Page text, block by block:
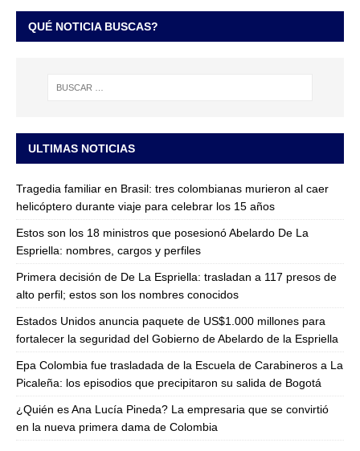
QUÉ NOTICIA BUSCAS?
ULTIMAS NOTICIAS
Tragedia familiar en Brasil: tres colombianas murieron al caer
helicóptero durante viaje para celebrar los 15 años
Estos son los 18 ministros que posesionó Abelardo De La
Espriella: nombres, cargos y perfiles
Primera decisión de De La Espriella: trasladan a 117 presos de
alto perfil; estos son los nombres conocidos
Estados Unidos anuncia paquete de US$1.000 millones para
fortalecer la seguridad del Gobierno de Abelardo de la Espriella
Epa Colombia fue trasladada de la Escuela de Carabineros a La
Picaleña: los episodios que precipitaron su salida de Bogotá
¿Quién es Ana Lucía Pineda? La empresaria que se convirtió
en la nueva primera dama de Colombia